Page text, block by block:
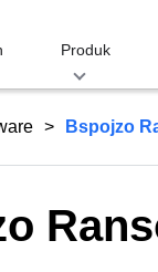
Produk
Bspojzo